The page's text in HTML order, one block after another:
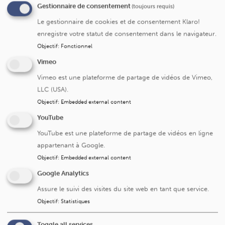
Cliniques universitaires Saint-Luc, envoyez un e-mail
planification@saintluc.uclouvain.be
Si vous voulez nous remettre des documents, une boite
hall de Saint-Luc (route 260) (niveau hiérarchique
rouge)
Pool Orthopédie
Orthopédie - 02 764 15 34 -
orthopedie@saintluc.uclouvain.be
Pool tête et cou
Stomatologie - 02 764 15 32 -oso-
psh@saintluc.uclouvain.be
Gestionnaire de consentement(toujours requis)
Le gestionnaire de cookies et de consentement Klaro!
enregistre votre statut de consentement dans le navigateur.
Objectif: Fonctionnel
Vimeo
Vimeo est une plateforme de partage de vidéos de Vimeo,
LLC (USA).
Objectif: Embedded external content
YouTube
YouTube est une plateforme de partage de vidéos en ligne
appartenant à Google.
Objectif: Embedded external content
Google Analytics
Assure le suivi des visites du site web en tant que service.
Objectif: Statistiques